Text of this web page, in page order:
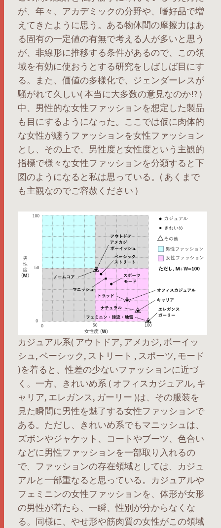
が、年々、アカデミックの分野や、嗜好品で増
えてきたように思う。ある物体間の摩擦力はあ
る固有の一定値の有無で考える人が多いと思う
が、非線形に推移する条件があるので、この領
域を有効に使おうとする研究をしばしば目にす
る。また、価値の多様化で、ジェンダーレスが
騒がれて久しい( 本当に大多数の意見なのか!? )
中、男性的な女性ファッションを想定した製品
も目にするようになった。ここでは仮に肉体的
な女性が纏うファッションを女性ファッション
とし、その上で、男性度と女性度という主観的
指標で様々な女性ファッションを分類すると下
図のようになると私は思っている。( あくまで
も主観なのでご容赦ください )
カジュアル系( アウトドア, アメカジ, ボーイッ
シュ, ベーシック, ストリート , スポーツ, モード
)を着ると、性差の少ないファッションに近づ
く。一方、きれいめ系 ( オフィスカジュアル, キ
ャリア, エレガンス, ガーリー )は、その服装を
見た瞬間に男性を魅了する女性ファッションで
ある。ただし、きれいめ系でもマニッシュは、
ズボンやジャケット、コートやブーツ、色合い
などに男性ファッションを一部取り入れるの
で、ファッションの存在領域としては、カジュ
アルと一部重なると思っている。カジュアルや
フェミニンの女性ファッションを、体形が女形
の男性が着たら、一瞬、性別が分からなくな
る。同様に、やせ形や筋肉質の女性がこの領域